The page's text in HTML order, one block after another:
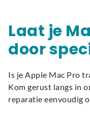
Laat je
door
Is je Apple Mac Pro
Kom gerust langs in
reparatie eenvoudig